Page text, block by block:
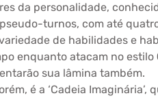
da personalidade,
turnos, com até
de habilidades e
enquanto atacam no estilo
sua lâmina também.
é a ‘Cadeia